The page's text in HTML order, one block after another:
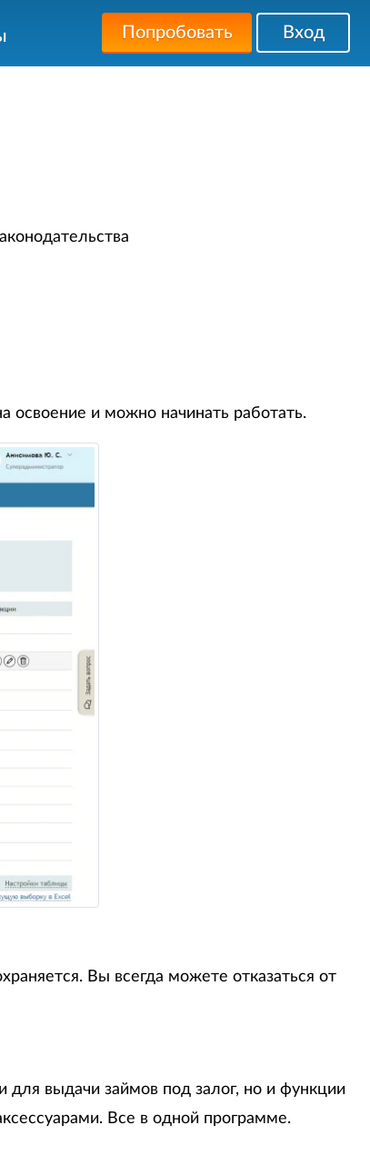
Попробовать Вход
освоение и можно начинать работать.
Вы всегда можете отказаться от
выдачи займов под залог, но и функции
Все в одной программе.